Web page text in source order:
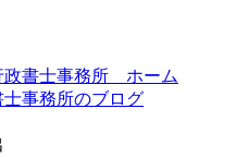
政書士事務所 ホーム
事務所のブログ